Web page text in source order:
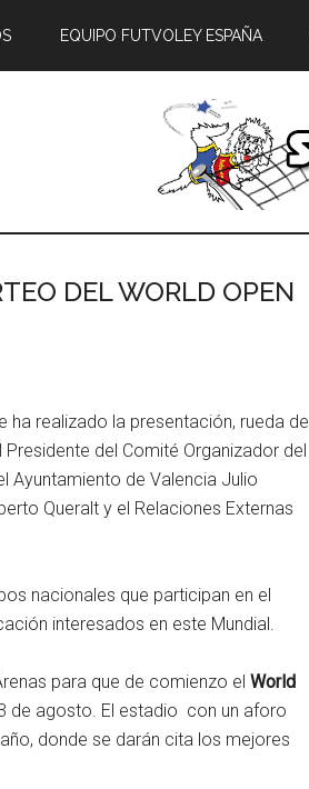
EQUIPO FUTVOLEY ESPAÑA
DEL WORLD OPEN
ha realizado la presentación, rueda de
del Comité Organizador del
Ayuntamiento de Valencia Julio
Queralt y el Relaciones Externas
nacionales que participan en el
interesados en este Mundial.
para que de comienzo el World
de agosto. El estadio con un aforo
donde se darán cita los mejores